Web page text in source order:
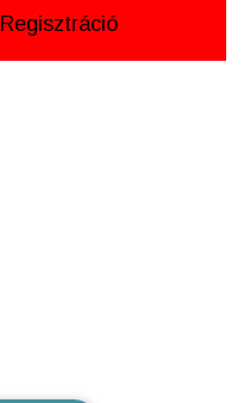
Regisztráció